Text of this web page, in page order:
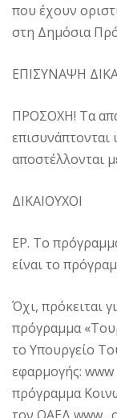
που έχουν
στη Δημόσια
ΕΠΙΣΥΝΑΨΗ
ΠΡΟΣΟΧΗ! Τα
επισυνάπτονται
αποστέλλονται
ΔΙΚΑΙΟΥΧΟΙ
ΕΡ. Το
είναι το
Όχι, πρόκειται
πρόγραμμα
το Υπουργείο
εφαρμογής:
πρόγραμμα